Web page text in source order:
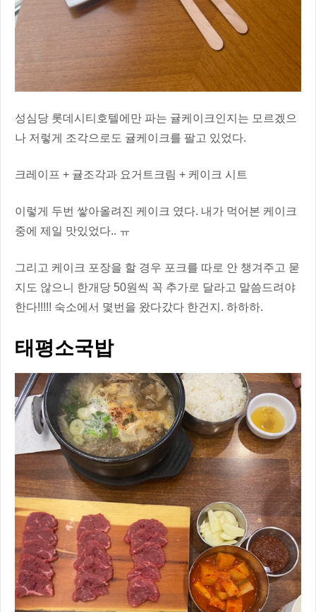
성심당 롯데시티호텔에만 파는 귤케이크인지는 모르겠으
나 저렇게 조각으로도 귤케이크를 팔고 있었다.
크레이프 + 귤조각과 요거트크림 + 케이크 시트
이렇게 두번 쌓아올려진 케이크 였다. 내가 먹어본 케이크
중에 제일 맛있었다.. ㅠ
그리고 케이크 포장을 할 경우 포크를 따로 안 챙겨주고 묻
지도 않으니 한개당 50원씩 꼭 추가로 달라고 말씀드려야
한다!!!!! 숙소에서 몇번을 왔다갔다 한건지. 하하하.
태평소국밥